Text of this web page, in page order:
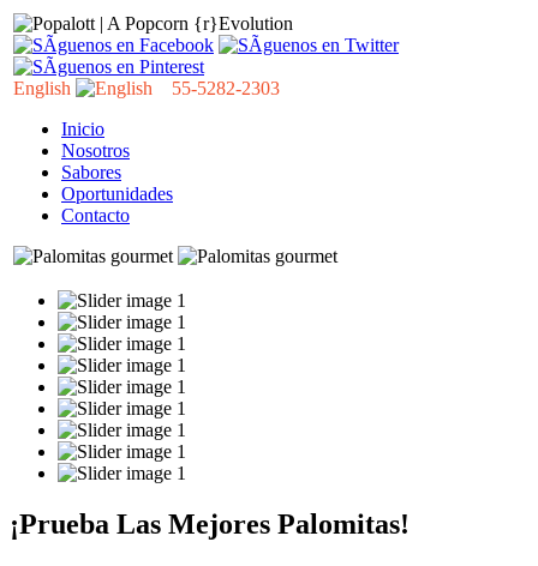
English
55-5282-2303
Inicio
Nosotros
Sabores
Oportunidades
Contacto
¡Prueba Las Mejores Palomitas!